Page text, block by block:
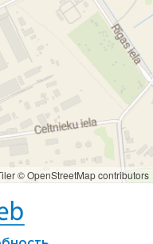
© OpenStreetMap contributors